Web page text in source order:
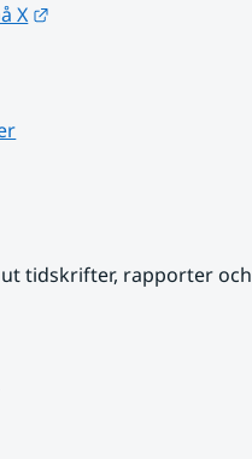
X
tidskrifter, rapporter och